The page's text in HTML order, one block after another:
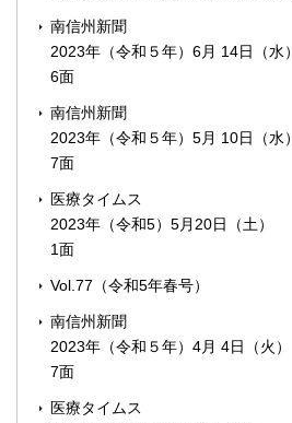
南信州新聞
2023年（令和５年）6月 14日（水）
6面
南信州新聞
2023年（令和５年）5月 10日（水）
7面
医療タイムス
2023年（令和5）5月20日（土）
1面
Vol.77（令和5年春号）
南信州新聞
2023年（令和５年）4月 4日（火）
7面
医療タイムス